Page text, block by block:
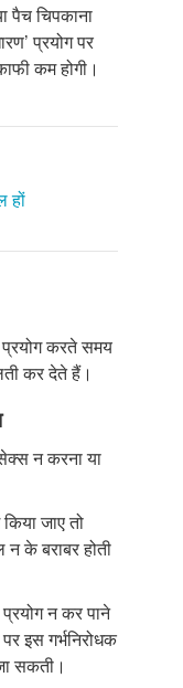
पैच चिपकाना
प्रयोग पर
कम होगी।
हों
प्रयोग करते समय
कर देते हैं।
न करना या
जाए तो
के बराबर होती
न कर पाने
इस गर्भनिरोधक
सकती।